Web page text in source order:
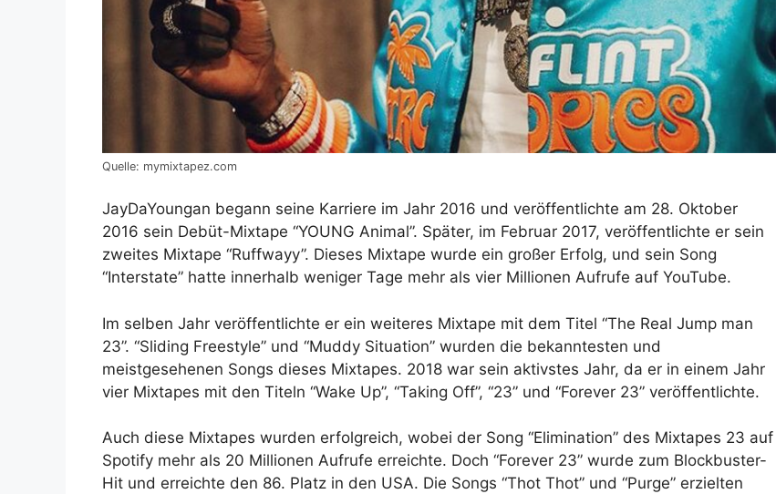
Quelle: mymixtapez.com
JayDaYoungan begann seine Karriere im Jahr 2016 und veröffentlichte am 28. Oktober
2016 sein Debüt-Mixtape “YOUNG Animal”. Später, im Februar 2017, veröffentlichte er sein
zweites Mixtape “Ruffwayy”. Dieses Mixtape wurde ein großer Erfolg, und sein Song
“Interstate” hatte innerhalb weniger Tage mehr als vier Millionen Aufrufe auf YouTube.
Im selben Jahr veröffentlichte er ein weiteres Mixtape mit dem Titel “The Real Jump man
23”. “Sliding Freestyle” und “Muddy Situation” wurden die bekanntesten und
meistgesehenen Songs dieses Mixtapes. 2018 war sein aktivstes Jahr, da er in einem Jahr
vier Mixtapes mit den Titeln “Wake Up”, “Taking Off”, “23” und “Forever 23” veröffentlichte.
Auch diese Mixtapes wurden erfolgreich, wobei der Song “Elimination” des Mixtapes 23 auf
Spotify mehr als 20 Millionen Aufrufe erreichte. Doch “Forever 23” wurde zum Blockbuster-
Hit und erreichte den 86. Platz in den USA. Die Songs “Thot Thot” und “Purge” erzielten